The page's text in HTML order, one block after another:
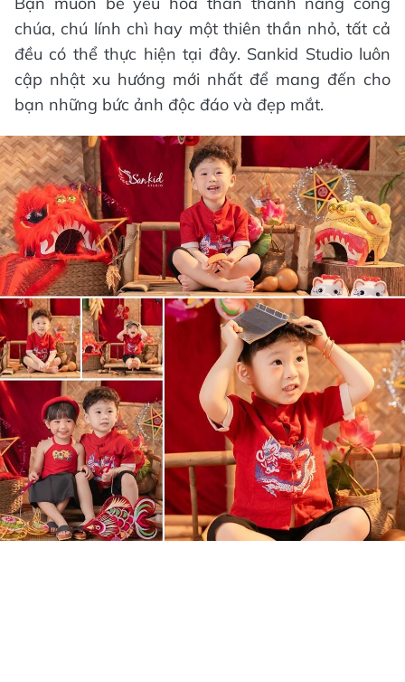
chúa, chú lính chì hay một thiên thần nhỏ, tất cả
đều có thể thực hiện tại đây. Sankid Studio luôn
cập nhật xu hướng mới nhất để mang đến cho
bạn những bức ảnh độc đáo và đẹp mắt.